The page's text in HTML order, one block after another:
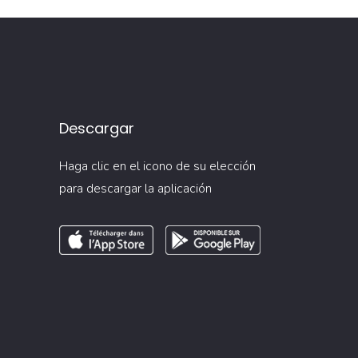
Descargar
Haga clic en el icono de su elección
para descargar la aplicación